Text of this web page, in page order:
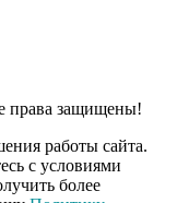
права защищены!
работы сайта.
с условиями
более